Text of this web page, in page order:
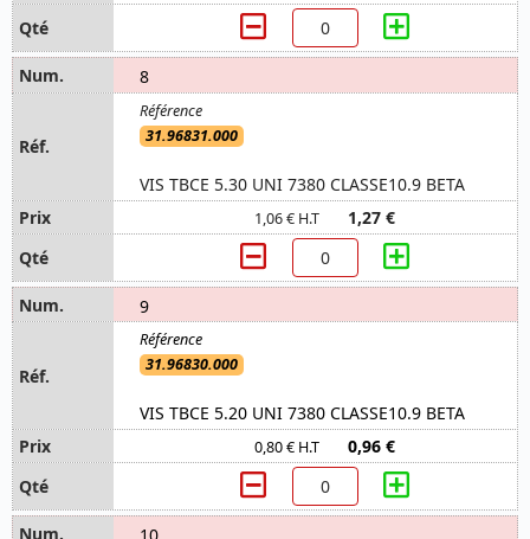
8
31.96831.000
VIS TBCE 5.30 UNI 7380 CLASSE10.9 BETA
1,06 € H.T 1,27 €
9
31.96830.000
VIS TBCE 5.20 UNI 7380 CLASSE10.9 BETA
0,80 € H.T 0,96 €